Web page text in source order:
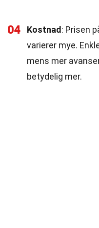
04 Kostnad : Prisen
varierer mye.
mens mer
betydelig mer.